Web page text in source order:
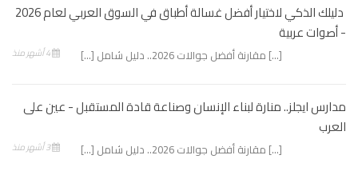
دليلك الذكي لاختيار أفضل غسالة أطباق في السوق العربي لعام 2026
- أصوات عربية
[…] مقارنة أفضل جوالات 2026.. دليل شامل […]
مدارس ايجلز.. منارة لبناء الإنسان وصناعة قادة المستقبل - عين على
العرب
3 أشهر منذ […] مقارنة أفضل جوالات 2026.. دليل شامل […]